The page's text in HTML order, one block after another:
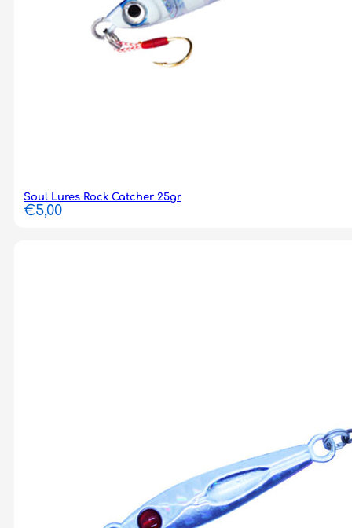
Soul Lures Rock Catcher 25gr
€5,00